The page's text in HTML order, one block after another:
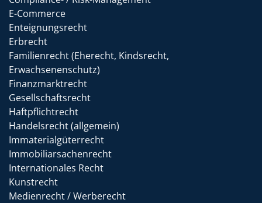
E-Commerce
Enteignungsrecht
Erbrecht
Familienrecht (Eherecht, Kindsrecht,
Erwachsenenschutz)
Finanzmarktrecht
Gesellschaftsrecht
Haftpflichtrecht
Handelsrecht (allgemein)
Immaterialgüterrecht
Immobiliarsachenrecht
Internationales Recht
Kunstrecht
Medienrecht / Werberecht